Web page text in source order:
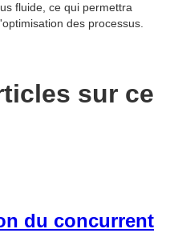
fluide, ce qui permettra
des processus.
sur ce
du concurrent